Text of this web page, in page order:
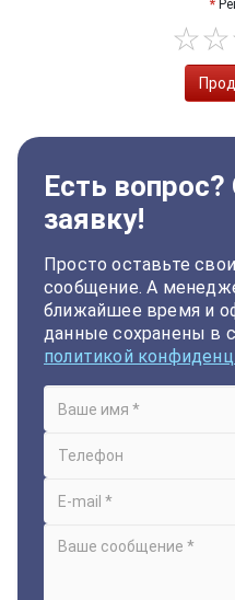
Есть вопрос?
заявку!
Просто оставьте
сообщение. А
ближайшее время и
данные сохранены в
политикой